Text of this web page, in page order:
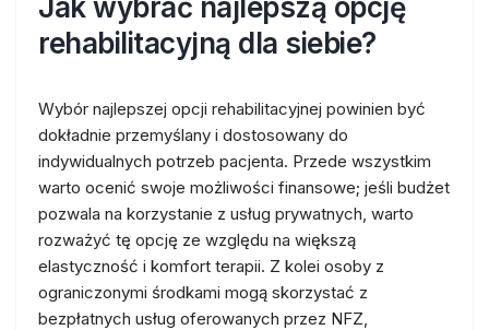
rehabilitacyjną dla siebie?
Wybór najlepszej opcji rehabilitacyjnej powinien być
dokładnie przemyślany i dostosowany do
indywidualnych potrzeb pacjenta. Przede wszystkim
warto ocenić swoje możliwości finansowe; jeśli budżet
pozwala na korzystanie z usług prywatnych, warto
rozważyć tę opcję ze względu na większą
elastyczność i komfort terapii. Z kolei osoby z
ograniczonymi środkami mogą skorzystać z
bezpłatnych usług oferowanych przez NFZ,